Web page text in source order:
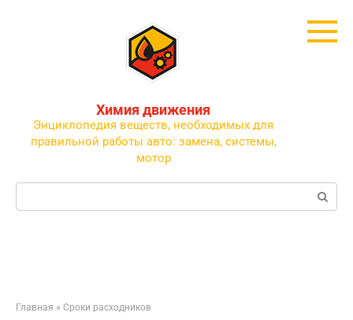
Химия движения
Энциклопедия веществ, необходимых для
правильной работы авто: замена, системы,
мотор
Поиск:
Главная » Сроки расходников